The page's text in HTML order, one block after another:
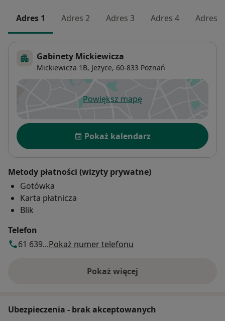
Adres 1 Adres 2 Adres 3 Adres 4 Adres 5
Gabinety Mickiewicza
Mickiewicza 1B, Jeżyce, 60-833 Poznań
Powiększ mapęotwiera się w nowej karcie
Dostępność
Pokaż kalendarz
Metody płatności (wizyty prywatne)
Gotówka
Karta płatnicza
Blik
Telefon
61 639...Pokaż numer telefonu
Pokaż więcej
o adresie
Ubezpieczenia - brak akceptowanych